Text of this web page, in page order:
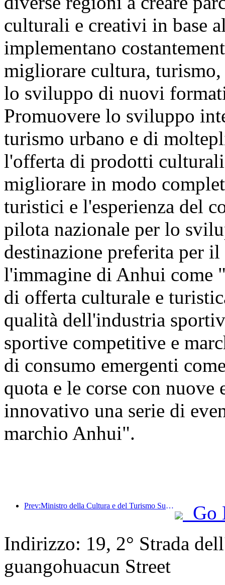
culturali e creativi in base
implementano
migliorare cultura, turismo,
lo sviluppo di nuovi
Promuovere lo sviluppo
turismo urbano e di
l'offerta di prodotti
migliorare in modo
turistici e l'esperienza del
pilota nazionale per lo
destinazione preferita per
l'immagine di Anhui come
di offerta culturale e
qualità dell'industria
sportive competitive e
di consumo emergenti
quota e le corse con nuove
innovativo una serie di
marchio Anhui".
Prev:Ministro della Cultura e del Turismo Sun Yeli: Promuovere la costruzione di un polo turistico e arricchire l'offerta di prodotti turistici di alta qualità.
Go
Indirizzo: 19, 2° Strada
guangohuacun Street